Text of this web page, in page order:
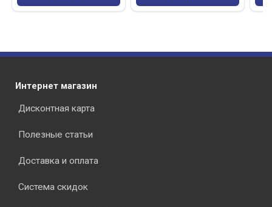
Интернет магазин
Дисконтная карта
Полезные статьи
Доставка и оплата
Система скидок